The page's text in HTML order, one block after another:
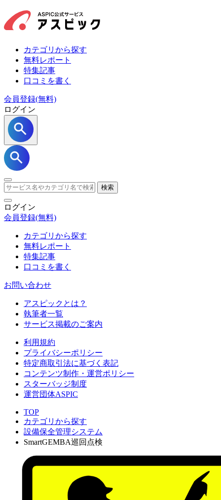
カテゴリから探す
無料レポート
特集記事
口コミを書く
会員登録(無料)
ログイン
検索
ログイン
会員登録(無料)
カテゴリから探す
無料レポート
特集記事
口コミを書く
お問い合わせ
アスピックとは？
執筆者一覧
サービス掲載のご案内
利用規約
プライバシーポリシー
特定商取引法に基づく表記
コンテンツ制作・運営ポリシー
スターバッジ制度
運営団体ASPIC
TOP
カテゴリから探す
設備保全管理システム
SmartGEMBA巡回点検